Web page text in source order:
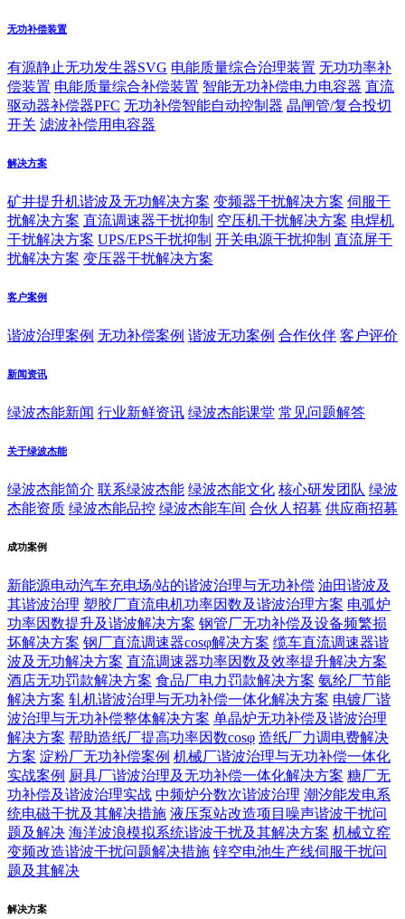
无功补偿装置
有源静止无功发生器SVG 电能质量综合治理装置 无功功率补
偿装置 电能质量综合补偿装置 智能无功补偿电力电容器 直流
驱动器补偿器PFC 无功补偿智能自动控制器 晶闸管/复合投切
开关 滤波补偿用电容器
解决方案
矿井提升机谐波及无功解决方案 变频器干扰解决方案 伺服干
扰解决方案 直流调速器干扰抑制 空压机干扰解决方案 电焊机
干扰解决方案 UPS/EPS干扰抑制 开关电源干扰抑制 直流屏干
扰解决方案 变压器干扰解决方案
客户案例
谐波治理案例 无功补偿案例 谐波无功案例 合作伙伴 客户评价
新闻资讯
绿波杰能新闻 行业新鲜资讯 绿波杰能课堂 常见问题解答
关于绿波杰能
绿波杰能简介 联系绿波杰能 绿波杰能文化 核心研发团队 绿波
杰能资质 绿波杰能品控 绿波杰能车间 合伙人招募 供应商招募
成功案例
新能源电动汽车充电场/站的谐波治理与无功补偿 油田谐波及
其谐波治理 塑胶厂直流电机功率因数及谐波治理方案 电弧炉
功率因数提升及谐波解决方案 钢管厂无功补偿及设备频繁损
坏解决方案 钢厂直流调速器cosφ解决方案 缆车直流调速器谐
波及无功解决方案 直流调速器功率因数及效率提升解决方案
酒店无功罚款解决方案 食品厂电力罚款解决方案 氨纶厂节能
解决方案 轧机谐波治理与无功补偿一体化解决方案 电镀厂谐
波治理与无功补偿整体解决方案 单晶炉无功补偿及谐波治理
解决方案 帮助造纸厂提高功率因数cosφ 造纸厂力调电费解决
方案 淀粉厂无功补偿案例 机械厂谐波治理与无功补偿一体化
实战案例 厨具厂谐波治理及无功补偿一体化解决方案 糖厂无
功补偿及谐波治理实战 中频炉分数次谐波治理 潮汐能发电系
统电磁干扰及其解决措施 液压泵站改造项目噪声谐波干扰问
题及解决 海洋波浪模拟系统谐波干扰及其解决方案 机械立窑
变频改造谐波干扰问题解决措施 锌空电池生产线伺服干扰问
题及其解决
解决方案